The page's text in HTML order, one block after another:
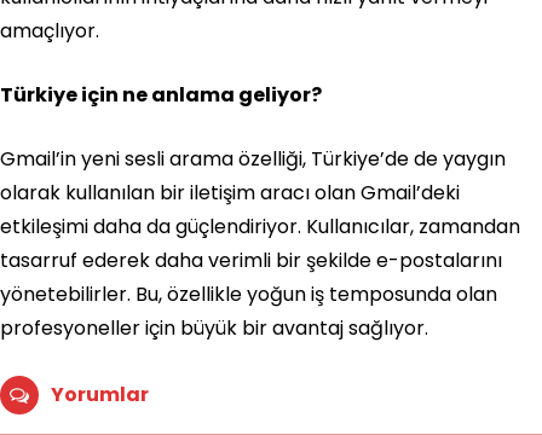
amaçlıyor.
Türkiye için ne anlama geliyor?
Gmail’in yeni sesli arama özelliği, Türkiye’de de yaygın
olarak kullanılan bir iletişim aracı olan Gmail’deki
etkileşimi daha da güçlendiriyor. Kullanıcılar, zamandan
tasarruf ederek daha verimli bir şekilde e-postalarını
yönetebilirler. Bu, özellikle yoğun iş temposunda olan
profesyoneller için büyük bir avantaj sağlıyor.
Yorumlar